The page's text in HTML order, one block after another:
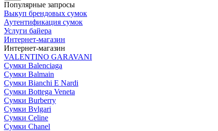
Популярные запросы
Выкуп брендовых сумок
Аутентификация сумок
Услуги байера
Интернет-магазин
Интернет-магазин
VALENTINO GARAVANI
Сумки Balenciaga
Сумки Balmain
Сумки Bianchi E Nardi
Сумки Bottega Veneta
Сумки Burberry
Сумки Bvlgari
Сумки Celine
Сумки Chanel